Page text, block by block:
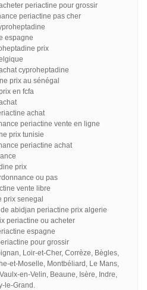
periactine pour grossir
periactine pas cher
espagne
prix
cyproheptadine
prix au sénégal
en fcfa
achat
periactine vente en ligne
prix tunisie
periactine achat
prix
ou pas
vente libre
prix senegal
abidjan periactine prix algerie
periactine ou acheter
espagne
pour grossir
Loir-et-Cher, Corrèze, Bègles,
et-Moselle, Montbéliard, Le Mans,
en-Velin, Beaune, Isère, Indre,
le-Grand.